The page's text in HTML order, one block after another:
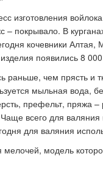
изготовления
– покрывало. В
кочевники
появились 8
раньше, чем прясть и
мыльная вода,
префельт, пряжа
всего для
для валяния
мелочей, модель
Как